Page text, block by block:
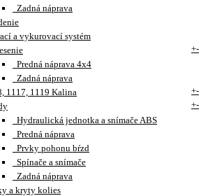
Zadná náprava
a vykurovací systém
+-
Predná náprava 4x4
Zadná náprava
1117, 1119 Kalina
+-
+-
Hydraulická jednotka a snímače ABS
Predná náprava
Prvky pohonu bŕzd
Spínače a snímače
Zadná náprava
a kryty kolies